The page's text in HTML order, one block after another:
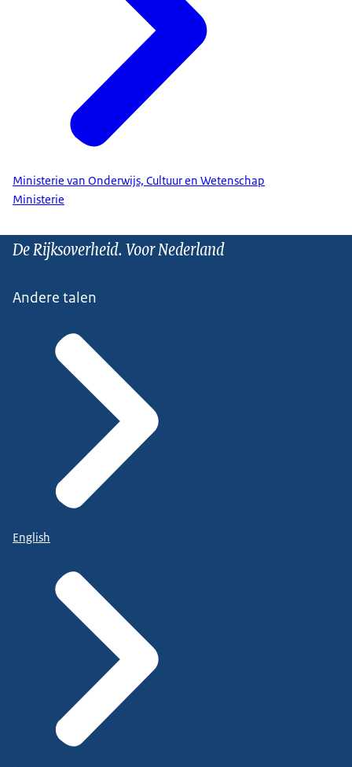
Ministerie van Onderwijs, Cultuur en Wetenschap
Ministerie
De Rijksoverheid. Voor Nederland
Andere talen
English